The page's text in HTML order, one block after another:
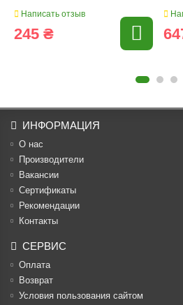
Написать отзыв
245 ₴
ИНФОРМАЦИЯ
О нас
Производители
Вакансии
Cертификаты
Рекомендации
Контакты
СЕРВИС
Оплата
Возврат
Условия пользования сайтом